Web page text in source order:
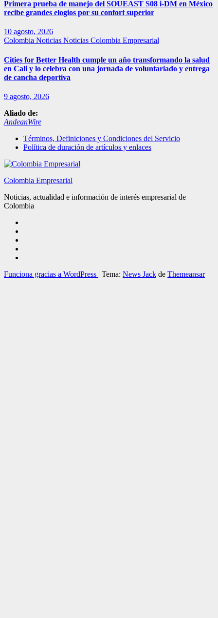
Primera prueba de manejo del SOUEAST S08 i-DM en México
recibe grandes elogios por su confort superior
10 agosto, 2026
Colombia Noticias Noticias Colombia Empresarial
Cities for Better Health cumple un año transformando la salud
en Cali y lo celebra con una jornada de voluntariado y entrega
de cancha deportiva
9 agosto, 2026
Aliado de:
AndeanWire
Términos, Definiciones y Condiciones del Servicio
Política de duración de artículos y enlaces
Colombia Empresarial
Noticias, actualidad e información de interés empresarial de
Colombia
Funciona gracias a WordPress | Tema: News Jack de Themeansar